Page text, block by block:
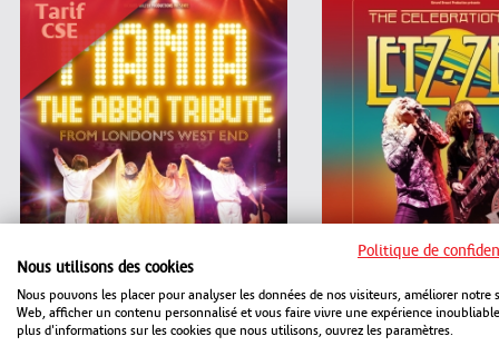
Politique de
Nous utilisons des cookies
Nous pouvons les placer pour analyser les données de nos visiteurs, améliorer notre
Web, afficher un contenu personnalisé et vous faire vivre une expérience
plus d'informations sur les cookies que nous utilisons, ouvrez les paramètres.